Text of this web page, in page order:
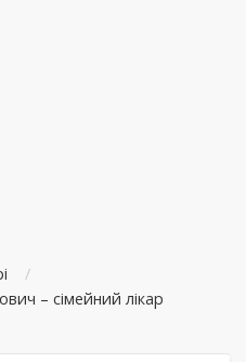
/
– сімейний лікар